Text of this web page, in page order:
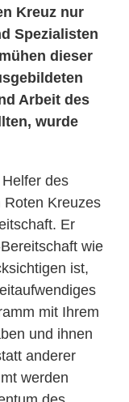
Kreuz nur
Spezialisten
dieser
Arbeit des
wurde
des
Roten Kreuzes
Er
wie
ist,
mit Ihrem
und ihnen
anderer
werden